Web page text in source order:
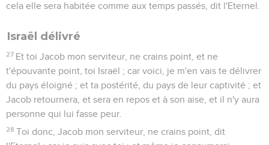
cela elle sera habitée comme aux temps passés, dit l'Eternel.
Israël délivré
27 Et toi Jacob mon serviteur, ne crains point, et ne
t'épouvante point, toi Israël ; car voici, je m'en vais te délivrer
du pays éloigné ; et ta postérité, du pays de leur captivité ; et
Jacob retournera, et sera en repos et à son aise, et il n'y aura
personne qui lui fasse peur.
28 Toi donc, Jacob mon serviteur, ne crains point, dit